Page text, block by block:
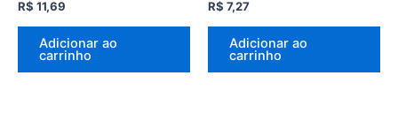
R$ 11,69
Adicionar ao
carrinho
R$ 7,27
Adicionar ao
carrinho